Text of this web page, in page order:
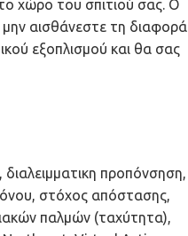
χώρο του σπιτιού σας. Ο
αισθάνεστε τη διαφορά
εξοπλισμού και θα σας
προπόνσηση,
στόχος απόστασης,
παλμών (ταχύτητα),